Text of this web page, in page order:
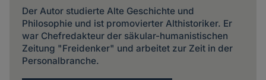
Der Autor studierte Alte Geschichte und
Philosophie und ist promovierter Althistoriker. Er
war Chefredakteur der säkular-humanistischen
Zeitung "Freidenker" und arbeitet zur Zeit in der
Personalbranche.